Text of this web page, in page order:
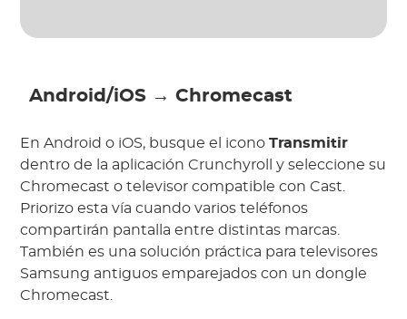
Android/iOS → Chromecast
En Android o iOS, busque el iconoTransmitir
dentro de la aplicación Crunchyroll y seleccione su
Chromecast o televisor compatible con Cast.
Priorizo esta vía cuando varios teléfonos
compartirán pantalla entre distintas marcas.
También es una solución práctica para televisores
Samsung antiguos emparejados con un dongle
Chromecast.